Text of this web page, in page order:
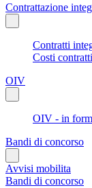
Contrattazione
Contratti
Costi
OIV
OIV - in
Bandi di concorso
Avvisi mobilita
Bandi di concorso